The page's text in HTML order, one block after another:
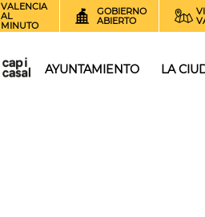
VALENCIA
AL
MINUTO
GOBIERNO
ABIERTO
AYUNTAMIENTO LA